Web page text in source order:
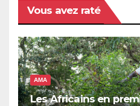
Vous avez raté
AMA
Les Africains en